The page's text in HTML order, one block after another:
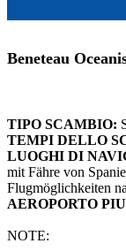
Beneteau
TIPO SCAMBIO:
TEMPI DELLO
LUOGHI DI
mit Fähre von
Flugmöglichkeiten
AEROPORTO
NOTE: